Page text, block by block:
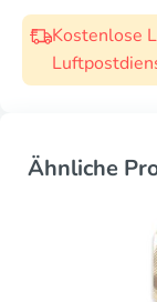
Kostenlose
Ähnliche